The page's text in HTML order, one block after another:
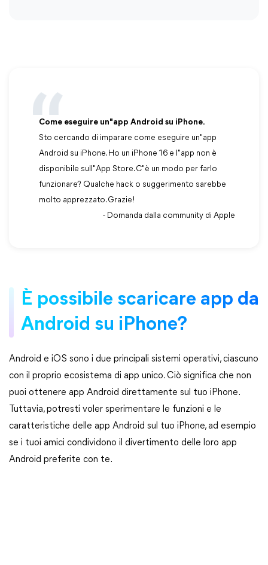
Come eseguire un"app Android su iPhone.
Sto cercando di imparare come eseguire un"app
Android su iPhone. Ho un iPhone 16 e l"app non è
disponibile sull"App Store. C"è un modo per farlo
funzionare? Qualche hack o suggerimento sarebbe
molto apprezzato. Grazie!
- Domanda dalla community di Apple
È possibile scaricare app da
Android su iPhone?
Android e iOS sono i due principali sistemi operativi, ciascuno
con il proprio ecosistema di app unico. Ciò significa che non
puoi ottenere app Android direttamente sul tuo iPhone.
Tuttavia, potresti voler sperimentare le funzioni e le
caratteristiche delle app Android sul tuo iPhone, ad esempio
se i tuoi amici condividono il divertimento delle loro app
Android preferite con te.